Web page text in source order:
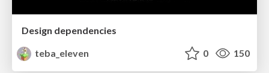
Design dependencies
teba_eleven
0 150